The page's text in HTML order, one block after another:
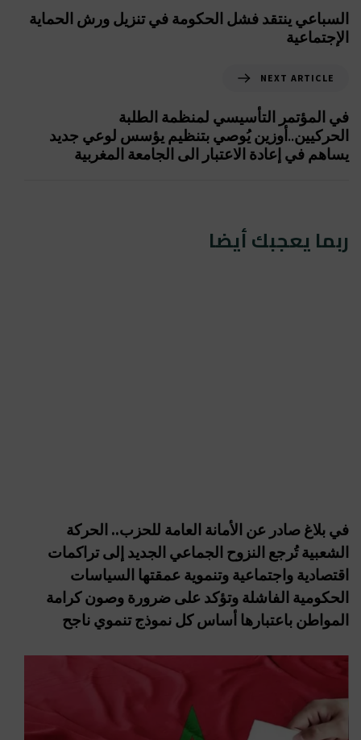
السباعي ينتقد فشل الحكومة في تنزيل ورش الحماية
الإجتماعية
NEXT ARTICLE
في المؤتمر التأسيسي لمنظمة الطلبة
الحركيين..أوزين يُوصي بتنظيم يؤسس لوعي جديد
يساهم في إعادة الاعتبار الى الجامعة المغربية
ربما يعجبك أيضا
في بلاغ صادر عن الأمانة العامة للحزب.. الحركة
الشعبية تُرجع النزوح الجماعي الجديد إلى تراكمات
اقتصادية واجتماعية وتنموية عمقتها السياسات
الحكومية الفاشلة وتؤكد على ضرورة وصون كرامة
المواطن باعتبارها أساس كل نموذج تنموي ناجح